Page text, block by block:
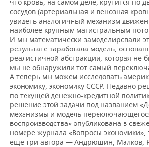
что кровь, на самом деле, крутится по
сосудов (артериальная и венозная
увидеть аналогичный механизм
наиболее крупным магистральным
И мы математически замоделировали
результате заработала модель,
реалистичной абстракции, которая не
мы не обнаружили тот самый
А теперь мы можем исследовать
экономику, экономику СССР. Недавно
по текущей денежно-кредитной
решение этой задачи под названием
механизмы и модель
воспроизводства» опубликована в
номере журнала «Вопросы
еще три автора — Андрюшин, Малков,